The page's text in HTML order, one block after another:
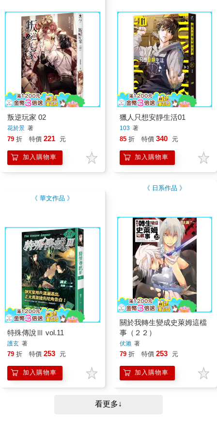
叛逆玩家 02
花於景 著
79 折 特價 221 元
加入購物車
獵人只想安靜生活01
103著
85 折 特價 340 元
加入購物車
《 華文作品 》
特殊傳說Ⅲ vol.11
護玄 著
79 折 特價 253 元
加入購物車
《 日系作品 》
關於我轉生變成史萊姆這檔
事（２２）
伏瀨著
79 折 特價 253 元
加入購物車
看更多↓